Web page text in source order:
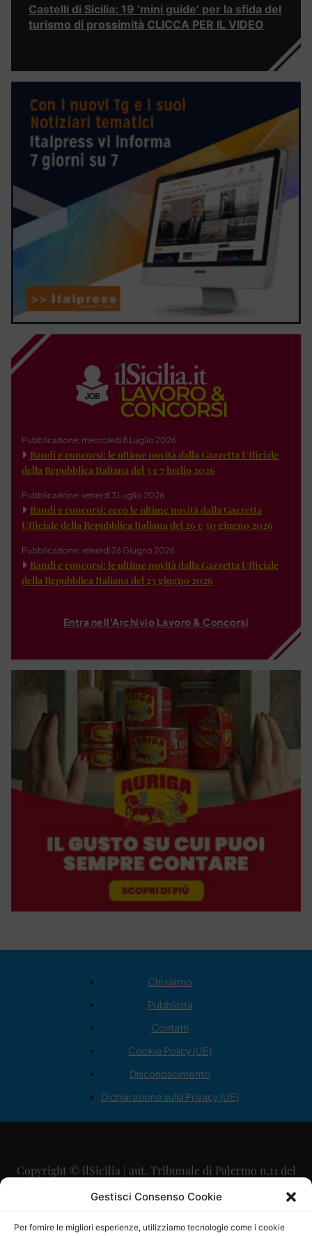
Gestisci Consenso Cookie
Per fornire le migliori esperienze, utilizziamo tecnologie come i cookie
Castelli di Sicilia: 19 ‘mini guide’ per la sfida del
turismo di prossimità CLICCA PER IL VIDEO
Pubblicazione: mercoledì 8 Luglio 2026
Bandi e concorsi: le ultime novità dalla Gazzetta Ufficiale
della Repubblica Italiana del 3 e 7 luglio 2026
Pubblicazione: venerdì 3 Luglio 2026
Bandi e concorsi: ecco le ultime novità dalla Gazzetta
Ufficiale della Repubblica Italiana del 26 e 30 giugno 2026
Pubblicazione: venerdì 26 Giugno 2026
Bandi e concorsi: le ultime novità dalla Gazzetta Ufficiale
della Repubblica Italiana del 23 giugno 2026
Entra nell'Archivio Lavoro & Concorsi
Chi siamo
Pubblicità
Contatti
Cookie Policy (UE)
Disconoscimento
Dichiarazione sulla Privacy (UE)
Copyright © ilSicilia | aut. Tribunale di Palermo n.11 del
29/09/2015